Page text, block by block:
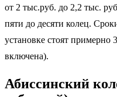
от 2 тыс.руб. до 2,2 тыс.
пяти до десяти колец.
установке стоят примерно
включена).
Абиссинский